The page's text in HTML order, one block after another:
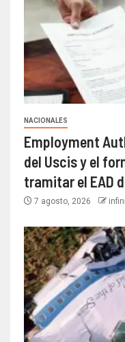
NACIONALES
Employment
del Uscis y el
tramitar el EAD
7 agosto, 2026